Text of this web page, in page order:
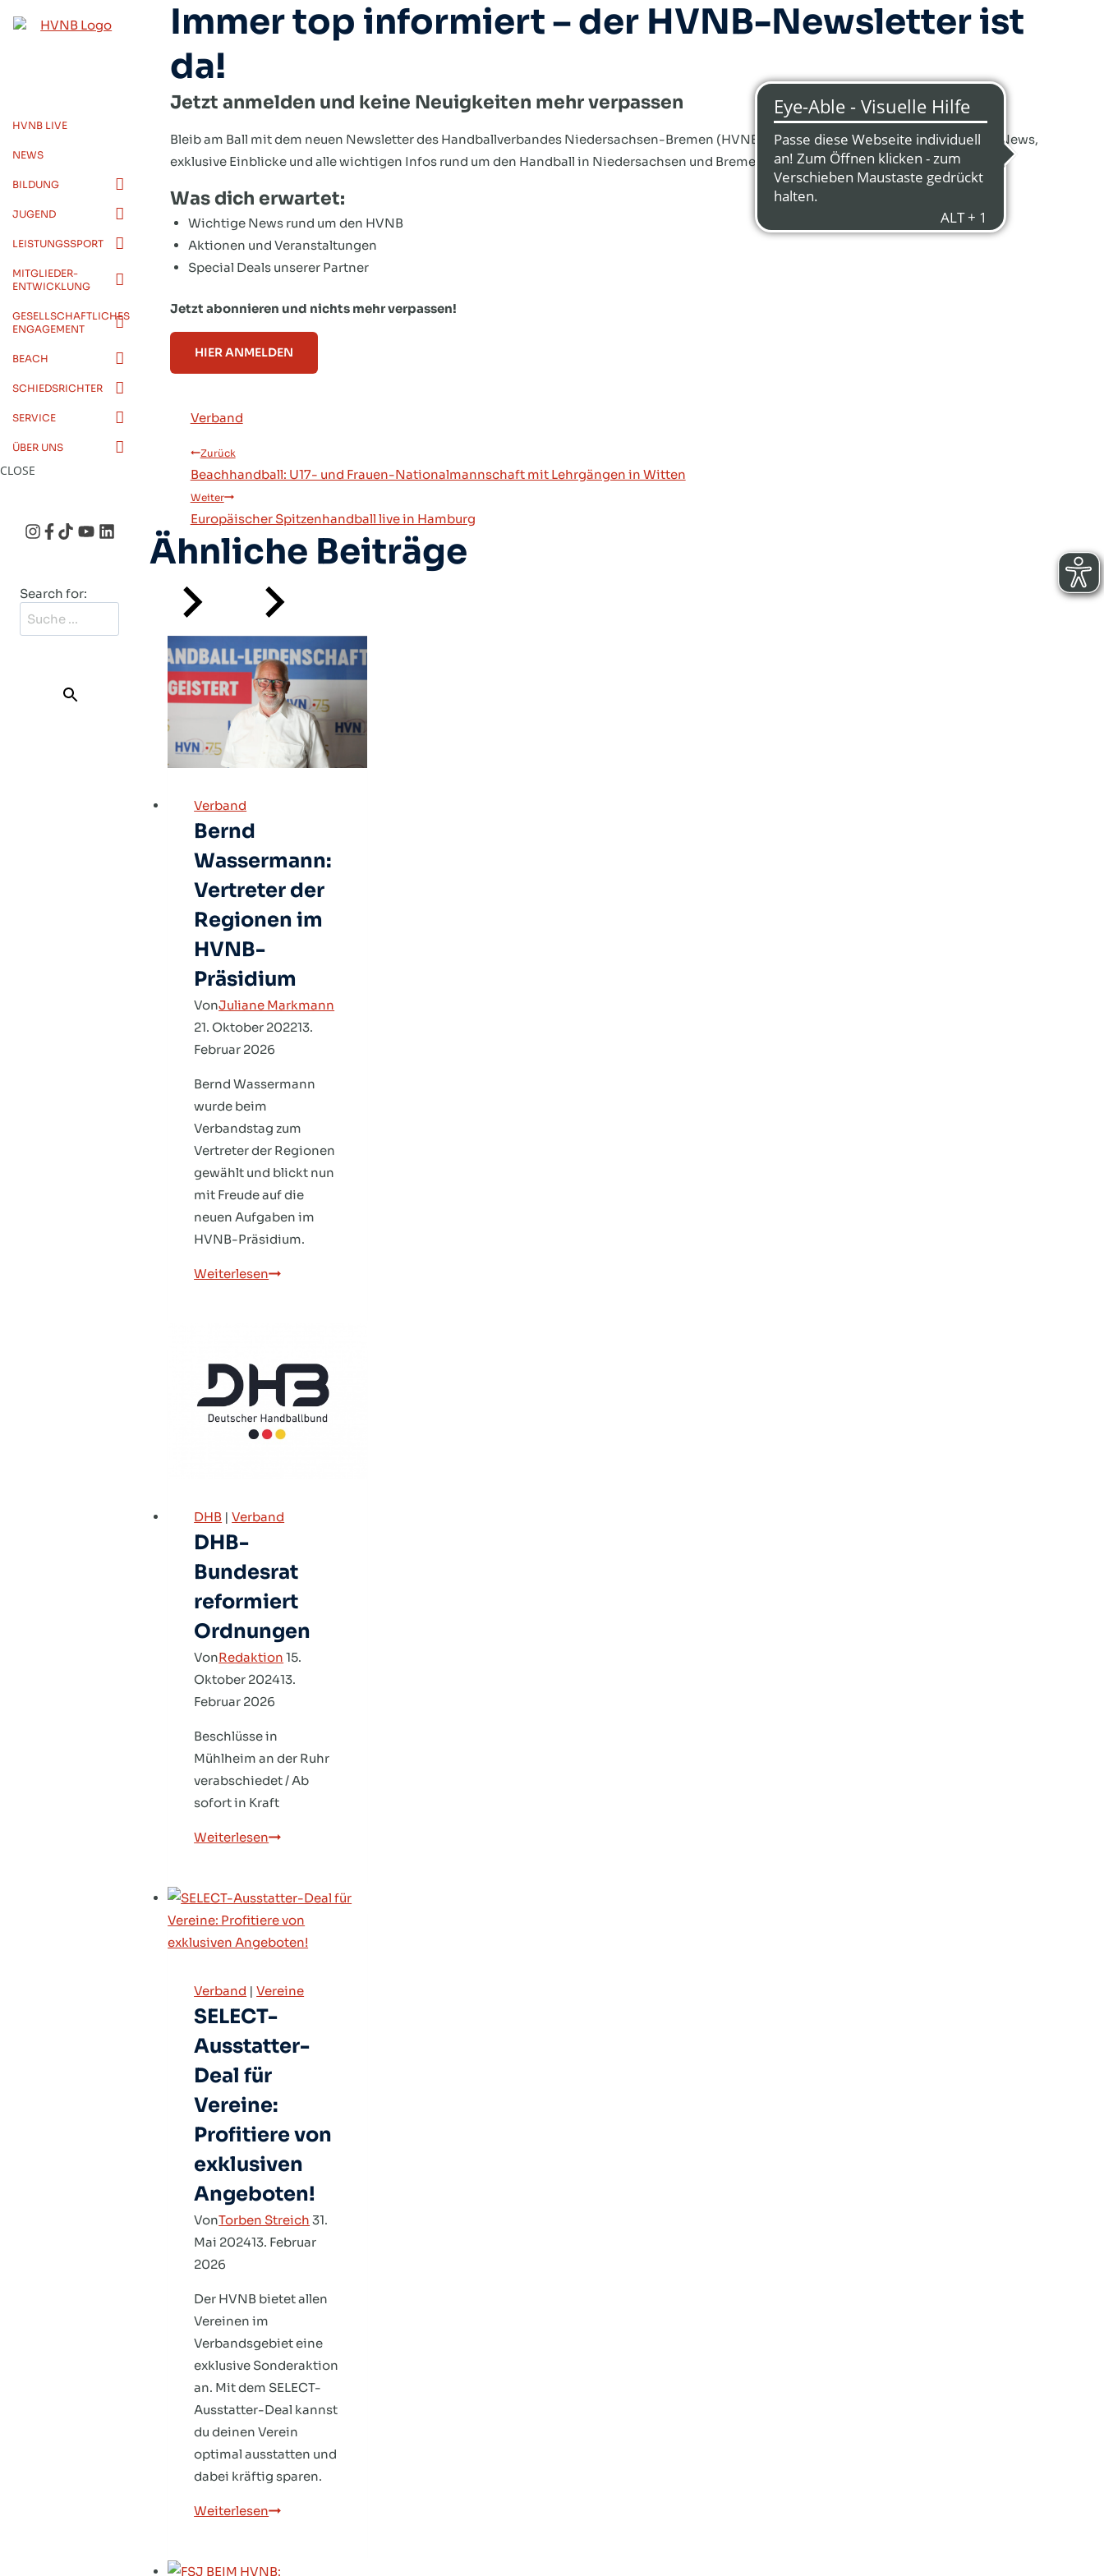
Inhalt
Immer top informiert – der HVNB-Newsletter ist
da!
Jetzt anmelden und keine Neuigkeiten mehr verpassen
Bleib am Ball mit dem neuen Newsletter des Handballverbandes Niedersachsen-Bremen (HVNB)! Erhalte einmal pro Monat spannende News,
exklusive Einblicke und alle wichtigen Infos rund um den Handball in Niedersachsen und Bremen direkt in dein Postfach.
Was dich erwartet:
Wichtige News rund um den HVNB
Aktionen und Veranstaltungen
Special Deals unserer Partner
Jetzt abonnieren und nichts mehr verpassen!
HIER ANMELDEN
Verband
Beitragsnavigation
Zurück
Beachhandball: U17- und Frauen-Nationalmannschaft mit Lehrgängen in Witten
Weiter
Europäischer Spitzenhandball live in Hamburg
Ähnliche Beiträge
Verband
Bernd
Wassermann:
Vertreter der
Regionen im
HVNB-
Präsidium
VonJuliane Markmann
21. Oktober 202213.
Februar 2026
Bernd Wassermann
wurde beim
Verbandstag zum
Vertreter der Regionen
gewählt und blickt nun
mit Freude auf die
neuen Aufgaben im
HVNB-Präsidium.
WeiterlesenBernd
Regionen
im
HVNB-
Präsidium
DHB |Verband
DHB-
Bundesrat
reformiert
Ordnungen
VonRedaktion 15.
Oktober 202413.
Februar 2026
Beschlüsse in
Mühlheim an der Ruhr
verabschiedet / Ab
sofort in Kraft
WeiterlesenDHB-
Ordnungen
Verband |Vereine
SELECT-
Ausstatter-
Deal für
Vereine:
Profitiere von
exklusiven
Angeboten!
VonTorben Streich 31.
Mai 202413. Februar
2026
Der HVNB bietet allen
Vereinen im
Verbandsgebiet eine
exklusive Sonderaktion
an. Mit dem SELECT-
Ausstatter-Deal kannst
du deinen Verein
optimal ausstatten und
dabei kräftig sparen.
WeiterlesenSELECT-
HVNB LIVE
NEWS
BILDUNG
JUGEND
LEISTUNGSSPORT
MITGLIEDER-
ENTWICKLUNG
GESELLSCHAFTLICHES
ENGAGEMENT
BEACH
SCHIEDSRICHTER
SERVICE
ÜBER UNS
CLOSE
Search for: